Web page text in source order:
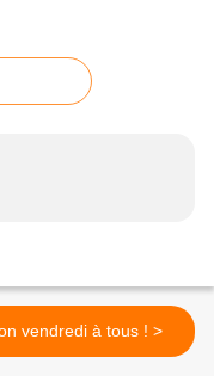
Bon vendredi à tous ! >